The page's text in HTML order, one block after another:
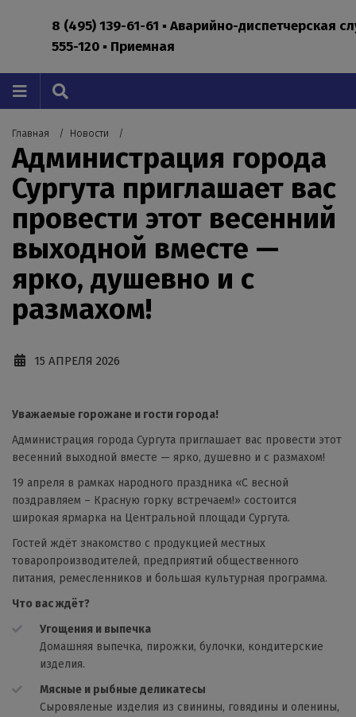
Главная Новости
Администрация города
Сургута приглашает вас
провести этот весенний
выходной вместе —
ярко, душевно и с
размахом!
15 АПРЕЛЯ 2026
Уважаемые горожане и гости города!
Администрация города Сургута приглашает вас провести этот
весенний выходной вместе — ярко, душевно и с размахом!
19 апреля в рамках народного праздника «С весной
поздравляем – Красную горку встречаем!» состоится
широкая ярмарка на Центральной площади Сургута.
Гостей ждёт знакомство с продукцией местных
товаропроизводителей, предприятий общественного
питания, ремесленников и большая культурная программа.
Что вас ждёт?
Угощения и выпечка
Домашняя выпечка, пирожки, булочки, кондитерские
изделия.
Мясные и рыбные деликатесы
Сыровяленые изделия из свинины, говядины и оленины,
8 (495) 139-61-61 ▪ Аварийно-диспетчерская
555-120 ▪ Приемная